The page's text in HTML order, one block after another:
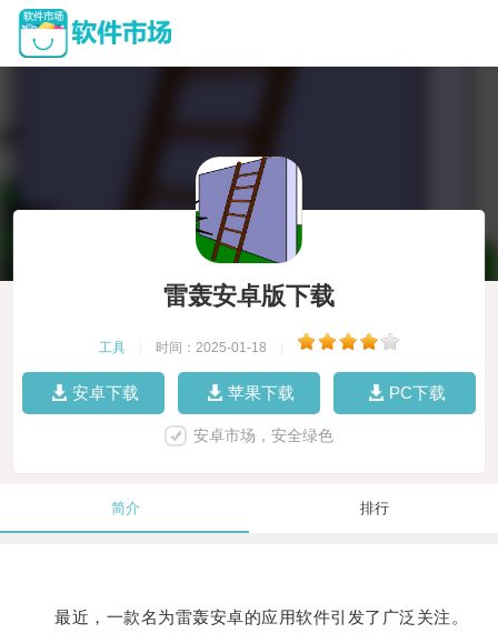
雷轰安卓版下载
工具 时间：2025-01-18
安卓下载 苹果下载 PC下载
安卓市场，安全绿色
简介 排行
最近，一款名为雷轰安卓的应用软件引发了广泛关注。